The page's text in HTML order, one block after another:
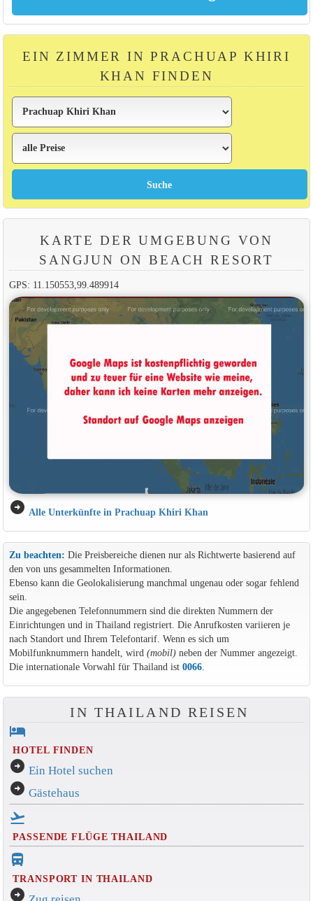
EIN ZIMMER IN PRACHUAP KHIRI
KHAN FINDEN
KARTE DER UMGEBUNG VON
SANGJUN ON BEACH RESORT
GPS: 11.150553,99.489914
arrow_circle_right Alle Unterkünfte in Prachuap Khiri Khan
Zu beachten: Die Preisbereiche dienen nur als Richtwerte basierend auf
den von uns gesammelten Informationen.
Ebenso kann die Geolokalisierung manchmal ungenau oder sogar fehlend
sein.
Die angegebenen Telefonnummern sind die direkten Nummern der
Einrichtungen und in Thailand registriert. Die Anrufkosten variieren je
nach Standort und Ihrem Telefontarif. Wenn es sich um
Mobilfunknummern handelt, wird (mobil)neben der Nummer angezeigt.
Die internationale Vorwahl für Thailand ist 0066.
IN THAILAND REISEN
hotel
HOTEL FINDEN
arrow_circle_right Ein Hotel suchen
arrow_circle_right Gästehaus
flight_takeoff
PASSENDE FLÜGE THAILAND
directions_bus_filled
TRANSPORT IN THAILAND
arrow_circle_right